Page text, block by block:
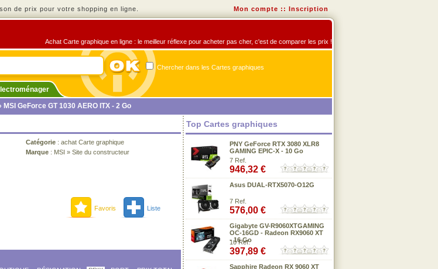
de prix pour votre shopping en ligne. Mon compte :: Inscription
Achat Carte graphique en ligne : le meilleur réflexe pour acheter pas cher, c'est de comparer les prix !
Chercher dans les Cartes graphiques
MSI GeForce GT 1030 AERO ITX - 2 Go
Catégorie : achat Carte graphique
Marque : MSI » Site du constructeur
Favoris Liste
Top Cartes graphiques
PNY GeForce RTX 3080 XLR8
GAMING EPIC-X - 10 Go
7 Ref.
946,32 €
Asus DUAL-RTX5070-O12G
7 Ref.
576,00 €
Gigabyte GV-R9060XTGAMING
OC-16GD - Radeon RX9060 XT
- 16 Go
10 Ref.
397,89 €
Sapphire Radeon RX 9060 XT